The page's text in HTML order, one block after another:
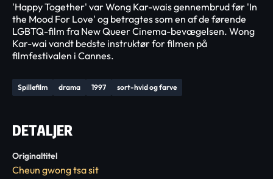
Spillefilm drama 1997 sort-hvid og farve
'Happy Together' var Wong Kar-wais gennembrud før 'In
the Mood For Love' og betragtes som en af ​​de førende
LGBTQ-film fra New Queer Cinema-bevægelsen. Wong
Kar-wai vandt bedste instruktør for filmen på
filmfestivalen i Cannes.
DETALJER
Originaltitel
Cheun gwong tsa sit